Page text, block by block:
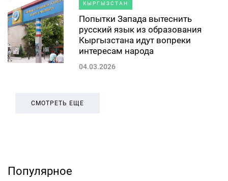
КЫРГЫЗСТАН
Попытки Запада вытеснить
русский язык из образования
Кыргызстана идут вопреки
интересам народа
04.03.2026
СМОТРЕТЬ ЕЩЕ
Популярное